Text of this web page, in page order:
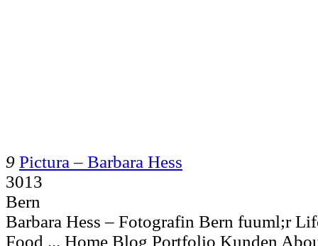
9 Pictura – Barbara Hess
3013
Bern
Barbara Hess – Fotografin Bern fuuml;r
Food ... Home Blog Portfolio Kunden